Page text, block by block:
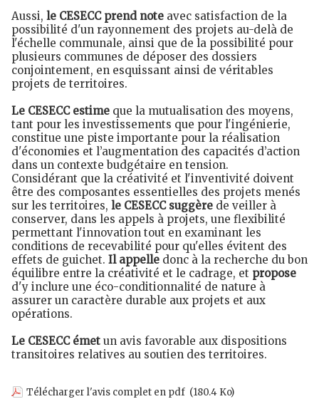
Aussi, le CESECC prend note avec satisfaction de la
possibilité d'un rayonnement des projets au-delà de
l'échelle communale, ainsi que de la possibilité pour
plusieurs communes de déposer des dossiers
conjointement, en esquissant ainsi de véritables
projets de territoires.
Le CESECC estime que la mutualisation des moyens,
tant pour les investissements que pour l'ingénierie,
constitue une piste importante pour la réalisation
d'économies et l’augmentation des capacités d’action
dans un contexte budgétaire en tension.
Considérant que la créativité et l'inventivité doivent
être des composantes essentielles des projets menés
sur les territoires, le CESECC suggère de veiller à
conserver, dans les appels à projets, une flexibilité
permettant l'innovation tout en examinant les
conditions de recevabilité pour qu'elles évitent des
effets de guichet. Il appelle donc à la recherche du bon
équilibre entre la créativité et le cadrage, et propose
d'y inclure une éco-conditionnalité de nature à
assurer un caractère durable aux projets et aux
opérations.
Le CESECC émet un avis favorable aux dispositions
transitoires relatives au soutien des territoires.
Télécharger l'avis complet en pdf (180.4 Ko)